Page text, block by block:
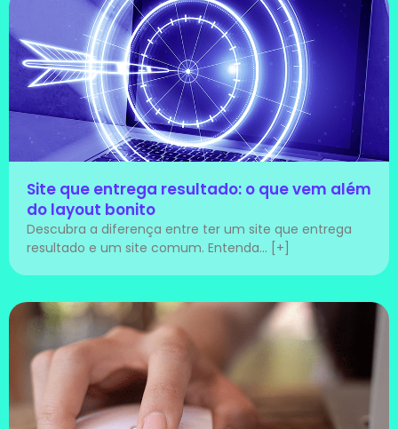
Site que entrega resultado: o que vem além
do layout bonito
Descubra a diferença entre ter um site que entrega
resultado e um site comum. Entenda... [+]